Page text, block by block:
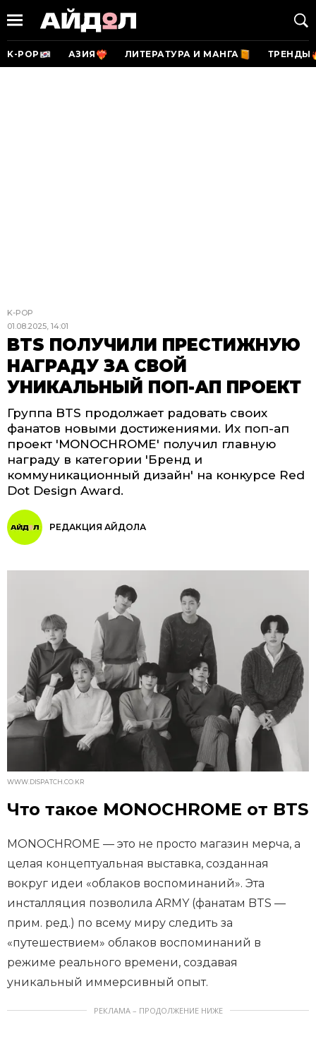
K-POP АЗИЯ ЛИТЕРАТУРА И МАНГА ТРЕНДЫ
K-POP
01.08.2025, 14:01
BTS ПОЛУЧИЛИ ПРЕСТИЖНУЮ
НАГРАДУ ЗА СВОЙ
УНИКАЛЬНЫЙ ПОП-АП ПРОЕКТ
Группа BTS продолжает радовать своих
фанатов новыми достижениями. Их поп-ап
проект 'MONOCHROME' получил главную
награду в категории 'Бренд и
коммуникационный дизайн' на конкурсе Red
Dot Design Award.
РЕДАКЦИЯ АЙДОЛА
WWW.DISPATCH.CO.KR
Что такое MONOCHROME от BTS
MONOCHROME — это не просто магазин мерча, а
целая концептуальная выставка, созданная
вокруг идеи «облаков воспоминаний». Эта
инсталляция позволила ARMY (фанатам BTS —
прим. ред.) по всему миру следить за
«путешествием» облаков воспоминаний в
режиме реального времени, создавая
уникальный иммерсивный опыт.
РЕКЛАМА – ПРОДОЛЖЕНИЕ НИЖЕ